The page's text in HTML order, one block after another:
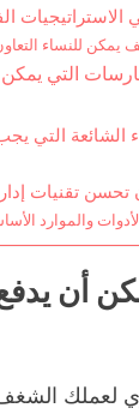
الاستراتيجيات
يمكن للنساء
التي يمكن
الشائعة التي
تقنيات
والموارد
أن
لعملك الشغف